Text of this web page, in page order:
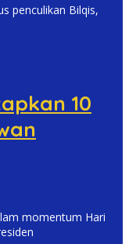
penculikan Bilqis,
10
momentum Hari